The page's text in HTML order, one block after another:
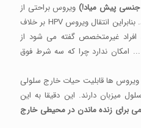
جنسی پیش میاد!) ویروس براحتی از
شخص آلوده وارد بدن فرد می شود. بنابراین انتقال ویروس HPV بر خلاف
غیرمتخصص گفته می شود از
امکان ندارد چرا که سه شرط فوق
ها قابلیت حیات خارج سلولی
میزبان دارند. این دقیقا به این
برای زنده ماندن در محیطی خارج